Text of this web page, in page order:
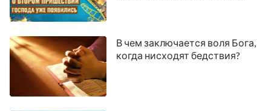
В чем заключается воля Бога,
когда нисходят бедствия?